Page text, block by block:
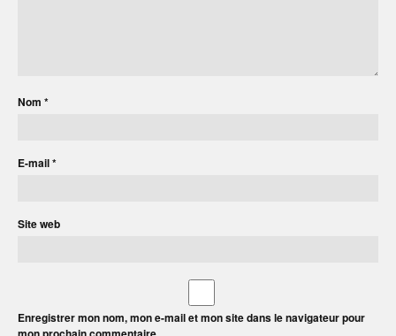
Nom *
E-mail*
Site web
Enregistrer mon nom, mon e-mail et mon site dans le navigateur pour